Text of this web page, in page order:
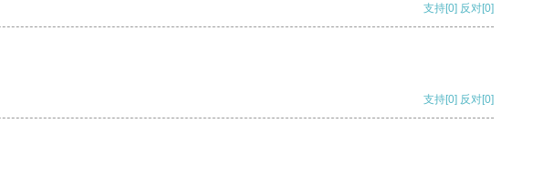
支持[0] 反对[0]
支持[0] 反对[0]